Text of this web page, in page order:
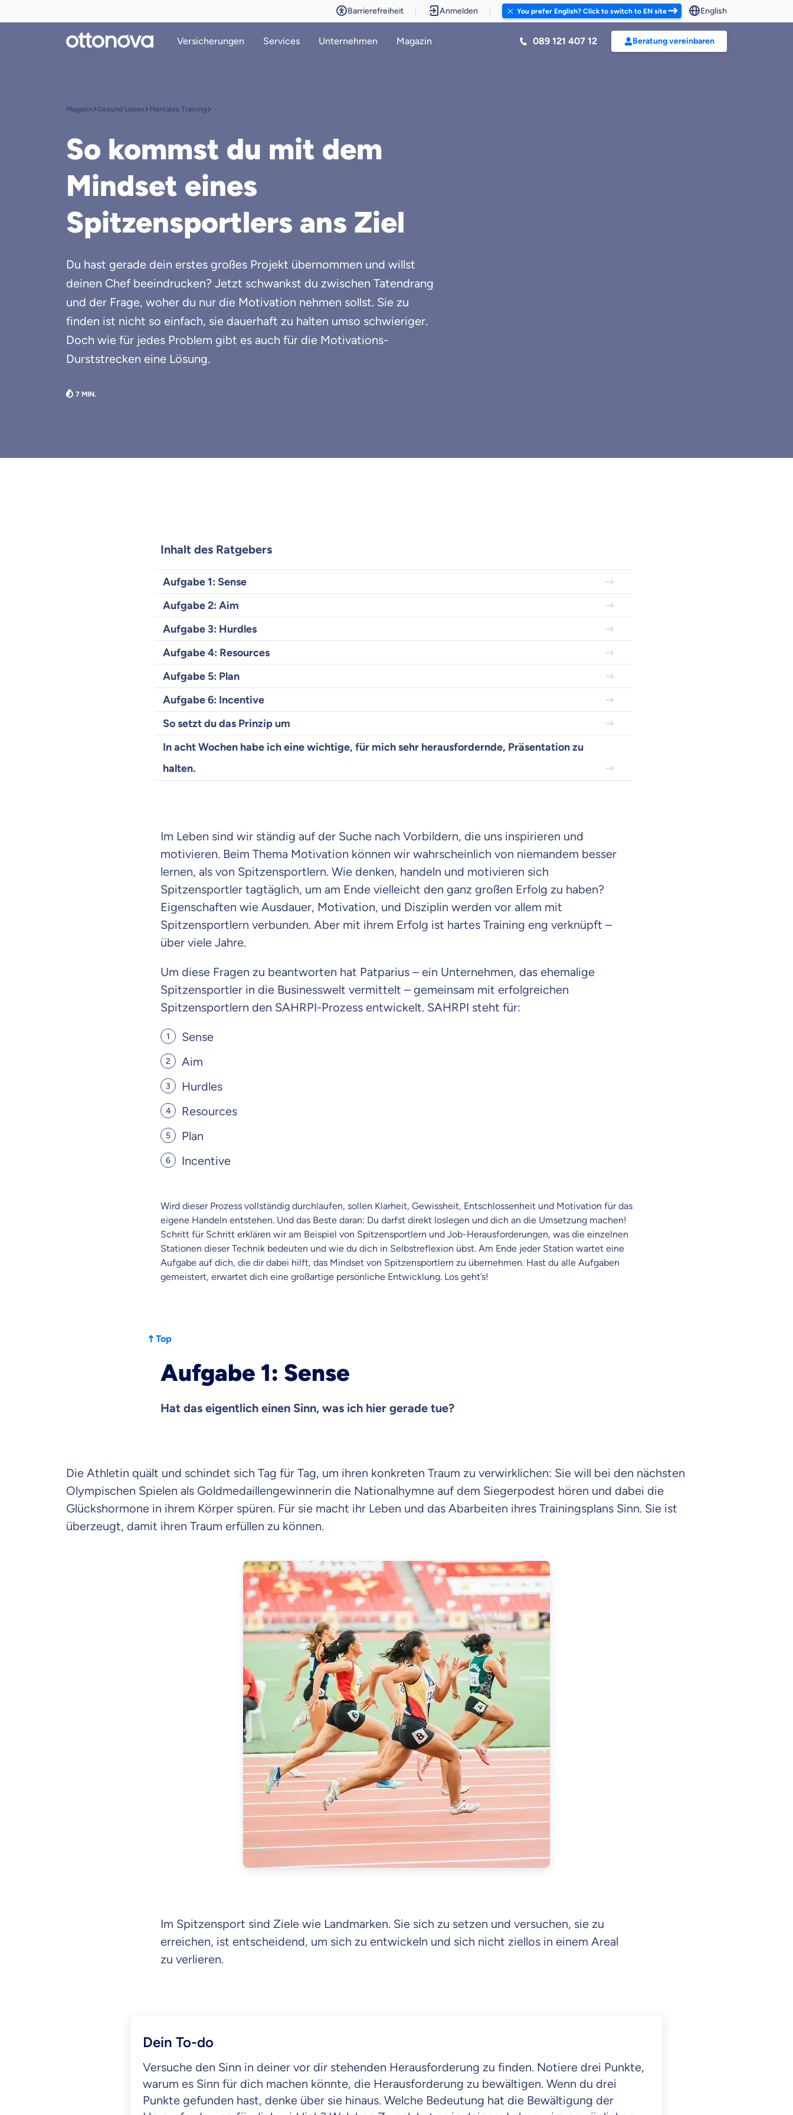
Barrierefreiheit Anmelden You prefer English? Click to switch to EN site English
Versicherungen Services Unternehmen Magazin 089 121 407 12 Beratung vereinbaren
Magazin Gesund Leben Mentales Training
So kommst du mit dem
Mindset eines
Spitzensportlers ans Ziel
Du hast gerade dein erstes großes Projekt übernommen und willst
deinen Chef beeindrucken? Jetzt schwankst du zwischen Tatendrang
und der Frage, woher du nur die Motivation nehmen sollst. Sie zu
finden ist nicht so einfach, sie dauerhaft zu halten umso schwieriger.
Doch wie für jedes Problem gibt es auch für die Motivations-
Durststrecken eine Lösung.
Inhalt des Ratgebers
Aufgabe 1: Sense
Aufgabe 2: Aim
Aufgabe 3: Hurdles
Aufgabe 4: Resources
Aufgabe 5: Plan
Aufgabe 6: Incentive
So setzt du das Prinzip um
In acht Wochen habe ich eine wichtige, für mich sehr herausfordernde, Präsentation zu
halten.
Im Leben sind wir ständig auf der Suche nach Vorbildern, die uns inspirieren und
motivieren. Beim Thema Motivation können wir wahrscheinlich von niemandem besser
lernen, als von Spitzensportlern. Wie denken, handeln und motivieren sich
Spitzensportler tagtäglich, um am Ende vielleicht den ganz großen Erfolg zu haben?
Eigenschaften wie Ausdauer, Motivation, und Disziplin werden vor allem mit
Spitzensportlern verbunden. Aber mit ihrem Erfolg ist hartes Training eng verknüpft –
über viele Jahre.
Um diese Fragen zu beantworten hat Patparius – ein Unternehmen, das ehemalige
Spitzensportler in die Businesswelt vermittelt – gemeinsam mit erfolgreichen
Spitzensportlern den SAHRPI-Prozess entwickelt. SAHRPI steht für:
Sense
Aim
Hurdles
Resources
Plan
Incentive
Wird dieser Prozess vollständig durchlaufen, sollen Klarheit, Gewissheit, Entschlossenheit und Motivation für das
eigene Handeln entstehen. Und das Beste daran: Du darfst direkt loslegen und dich an die Umsetzung machen!
Schritt für Schritt erklären wir am Beispiel von Spitzensportlern und Job-Herausforderungen, was die einzelnen
Stationen dieser Technik bedeuten und wie du dich in Selbstreflexion übst. Am Ende jeder Station wartet eine
Aufgabe auf dich, die dir dabei hilft, das Mindset von Spitzensportlern zu übernehmen. Hast du alle Aufgaben
gemeistert, erwartet dich eine großartige persönliche Entwicklung. Los geht’s!
Top
Aufgabe 1: Sense
Hat das eigentlich einen Sinn, was ich hier gerade tue?
Die Athletin quält und schindet sich Tag für Tag, um ihren konkreten Traum zu verwirklichen: Sie will bei den nächsten
Olympischen Spielen als Goldmedaillengewinnerin die Nationalhymne auf dem Siegerpodest hören und dabei die
Glückshormone in ihrem Körper spüren. Für sie macht ihr Leben und das Abarbeiten ihres Trainingsplans Sinn. Sie ist
überzeugt, damit ihren Traum erfüllen zu können.
Im Spitzensport sind Ziele wie Landmarken. Sie sich zu setzen und versuchen, sie zu
erreichen, ist entscheidend, um sich zu entwickeln und sich nicht ziellos in einem Areal
zu verlieren.
Dein To-do
Versuche den Sinn in deiner vor dir stehenden Herausforderung zu finden. Notiere drei Punkte,
warum es Sinn für dich machen könnte, die Herausforderung zu bewältigen. Wenn du drei
Punkte gefunden hast, denke über sie hinaus. Welche Bedeutung hat die Bewältigung der
Weil es uns wichtig ist, dass du
dich gut beraten fühlst.
Objektive und faire Beratung
Vergleich mit anderen Tarifen am Markt
Versicherungsprodukt wählen
Krankenvoll
Versicherung
Zahnzusatz
Krankenhaus
Versicherung
Kontaktaufnahme durch ottonova.
Weiter zu deinen Informationen